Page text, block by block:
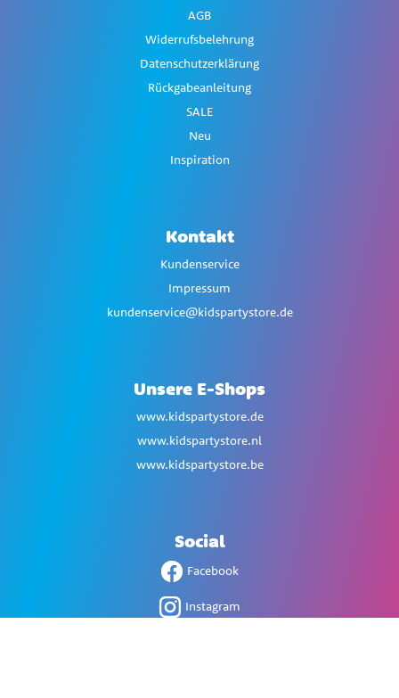
AGB
Widerrufsbelehrung
Datenschutzerklärung
Rückgabeanleitung
SALE
Neu
Inspiration
Kontakt
Kundenservice
Impressum
kundenservice@kidspartystore.de
Unsere E-Shops
www.kidspartystore.de
www.kidspartystore.nl
www.kidspartystore.be
Social
Facebook
Instagram